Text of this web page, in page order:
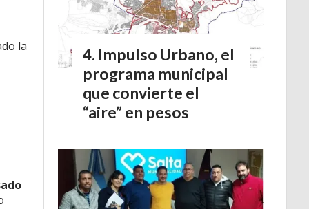
la
Impulso Urbano, el
programa municipal
que convierte el
“aire” en pesos